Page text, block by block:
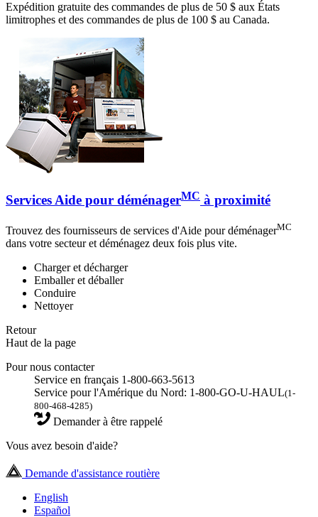
Expédition gratuite des commandes de plus de 50 $ aux États
limitrophes et des commandes de plus de 100 $ au Canada.
Services Aide pour déménagerMC à proximité
Trouvez des fournisseurs de services d'Aide pour déménagerMC
dans votre secteur et déménagez deux fois plus vite.
Charger et décharger
Emballer et déballer
Conduire
Nettoyer
Retour
Haut de la page
Pour nous contacter
Service en français 1-800-663-5613
Service pour l'Amérique du Nord: 1-800-GO-U-HAUL(1-
800-468-4285)
Demander à être rappelé
Vous avez besoin d'aide?
Demande d'assistance routière
English
Español